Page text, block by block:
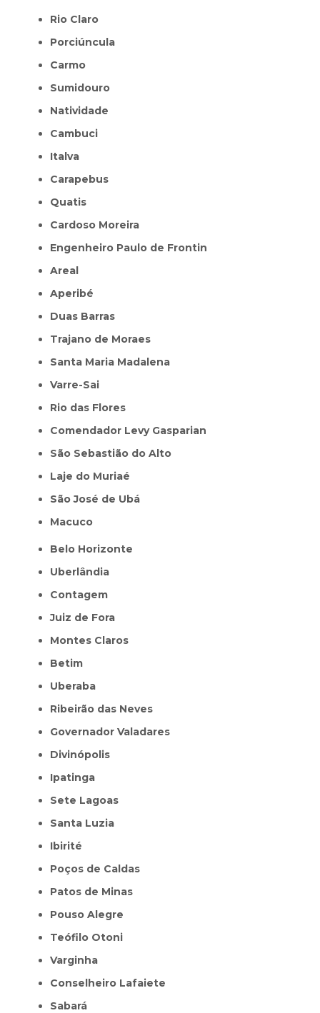
Rio Claro
Porciúncula
Carmo
Sumidouro
Natividade
Cambuci
Italva
Carapebus
Quatis
Cardoso Moreira
Engenheiro Paulo de Frontin
Areal
Aperibé
Duas Barras
Trajano de Moraes
Santa Maria Madalena
Varre-Sai
Rio das Flores
Comendador Levy Gasparian
São Sebastião do Alto
Laje do Muriaé
São José de Ubá
Macuco
Belo Horizonte
Uberlândia
Contagem
Juiz de Fora
Montes Claros
Betim
Uberaba
Ribeirão das Neves
Governador Valadares
Divinópolis
Ipatinga
Sete Lagoas
Santa Luzia
Ibirité
Poços de Caldas
Patos de Minas
Pouso Alegre
Teófilo Otoni
Varginha
Conselheiro Lafaiete
Sabará